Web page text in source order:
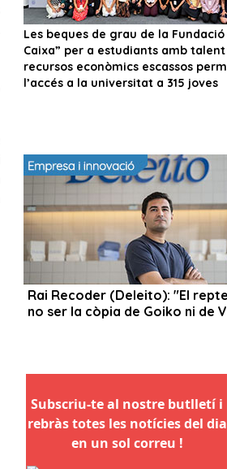
Subscriu-te al nostre butlletí i
rebràs totes les notícies del dia
en un sol correu !